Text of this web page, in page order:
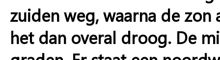
zuiden weg, waarna de
het dan overal droog. De